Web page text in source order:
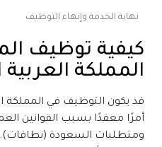
نهاية الخدمة وإنهاء التوظيف
كيفية توظيف
المملكة
قد يكون التوظيف في المملكة
أمرًا معقدًا بسبب القوانين
ومتطلبات السعودة